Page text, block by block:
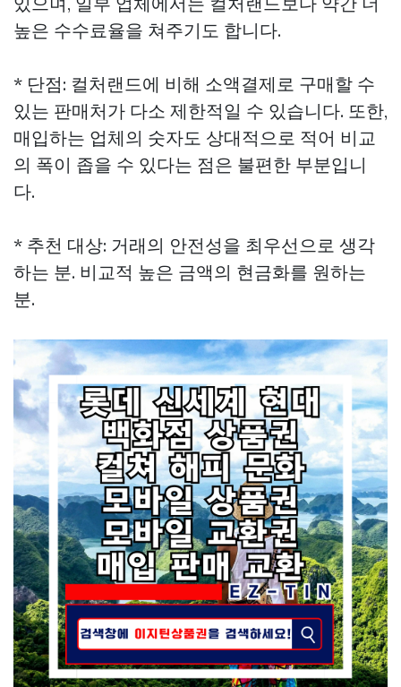
높은 수수료율을 쳐주기도 합니다.
* 단점: 컬처랜드에 비해 소액결제로 구매할 수
있는 판매처가 다소 제한적일 수 있습니다. 또한,
매입하는 업체의 숫자도 상대적으로 적어 비교
의 폭이 좁을 수 있다는 점은 불편한 부분입니
다.
* 추천 대상: 거래의 안전성을 최우선으로 생각
하는 분. 비교적 높은 금액의 현금화를 원하는
분.